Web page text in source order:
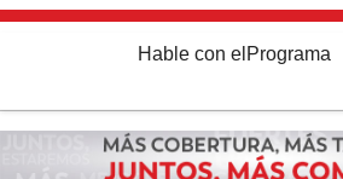
Hable con el Programa